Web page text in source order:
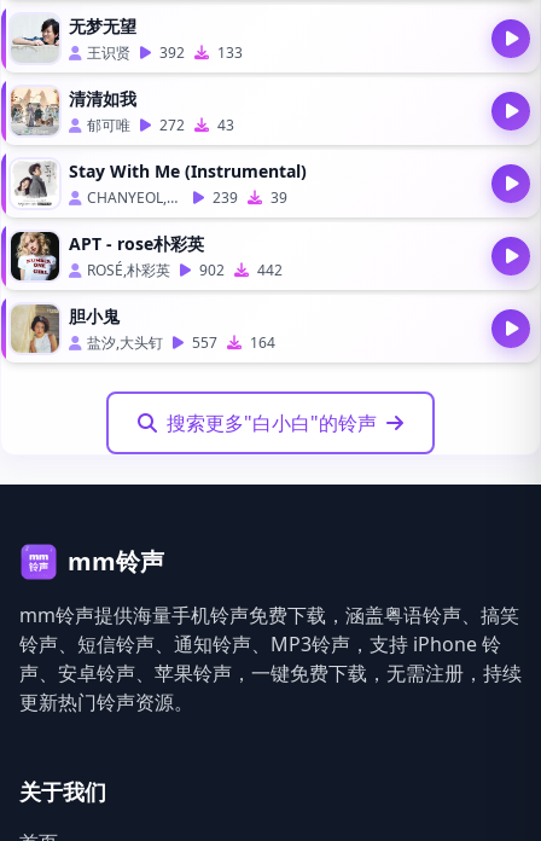
无梦无望
王识贤 392 133
清清如我
郁可唯 272 43
Stay With Me (Instrumental)
CHANYEOL,PUNCH 239 39
APT - rose朴彩英
ROSÉ,朴彩英 902 442
胆小鬼
盐汐,大头钉 557 164
搜索更多"白小白"的铃声
mm铃声
mm铃声提供海量手机铃声免费下载，涵盖粤语铃声、搞笑
铃声、短信铃声、通知铃声、MP3铃声，支持 iPhone 铃
声、安卓铃声、苹果铃声，一键免费下载，无需注册，持续
更新热门铃声资源。
关于我们